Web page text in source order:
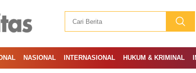
NASIONAL INTERNASIONAL HUKUM & KRIMINAL